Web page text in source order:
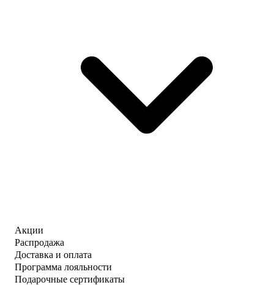
Акции
Распродажа
Доставка и оплата
Программа лояльности
Подарочные сертификаты